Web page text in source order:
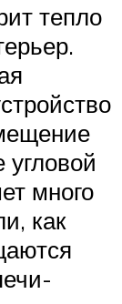
тепло
много
как